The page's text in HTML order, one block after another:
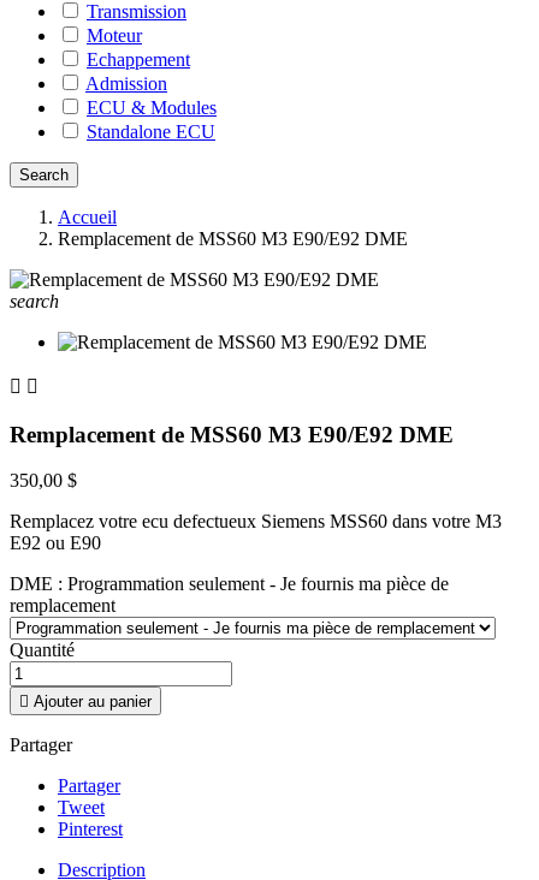
Transmission
Moteur
Echappement
Admission
ECU & Modules
Standalone ECU
Accueil
Remplacement de MSS60 M3 E90/E92 DME
search
 
Remplacement de MSS60 M3 E90/E92 DME
350,00 $
Remplacez votre ecu defectueux Siemens MSS60 dans votre M3
E92 ou E90
DME : Programmation seulement - Je fournis ma pièce de
remplacement
Quantité
 Ajouter au panier
Partager
Partager
Tweet
Pinterest
Description